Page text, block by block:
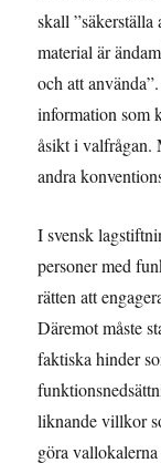
skall
material är
och att
information som
åsikt i valfrågan.
andra
I svensk
personer med
rätten att
Däremot måste
faktiska hinder
liknande villkor
göra